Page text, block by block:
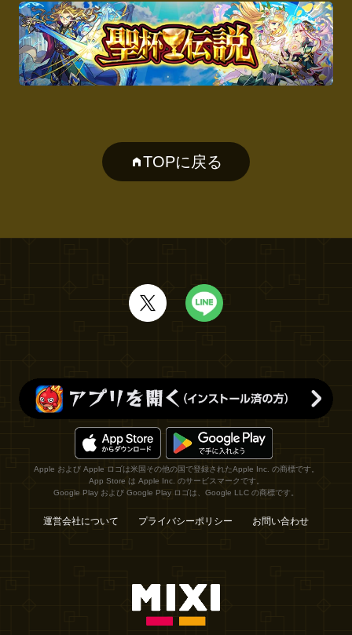
TOPに戻る
Apple および Apple ロゴは米国その他の国で登録されたApple Inc. の商標です。
App Store は Apple Inc. のサービスマークです。
Google Play および Google Play ロゴは、Google LLC の商標です。
運営会社について プライバシーポリシー お問い合わせ